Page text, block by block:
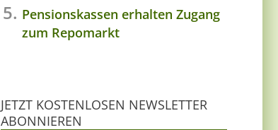
Pensionskassen erhalten Zugang
zum Repomarkt
JETZT KOSTENLOSEN NEWSLETTER
ABONNIEREN